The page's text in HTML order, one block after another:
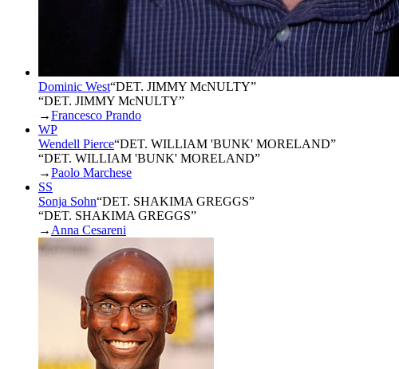
Dominic West“DET. JIMMY McNULTY”
“DET. JIMMY McNULTY”
→Francesco Prando
WP
Wendell Pierce“DET. WILLIAM 'BUNK' MORELAND”
“DET. WILLIAM 'BUNK' MORELAND”
→Paolo Marchese
SS
Sonja Sohn“DET. SHAKIMA GREGGS”
“DET. SHAKIMA GREGGS”
→ Anna Cesareni